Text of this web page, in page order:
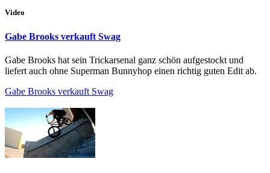
Video
Gabe Brooks verkauft Swag
Gabe Brooks hat sein Trickarsenal ganz schön aufgestockt und
liefert auch ohne Superman Bunnyhop einen richtig guten Edit ab.
Gabe Brooks verkauft Swag